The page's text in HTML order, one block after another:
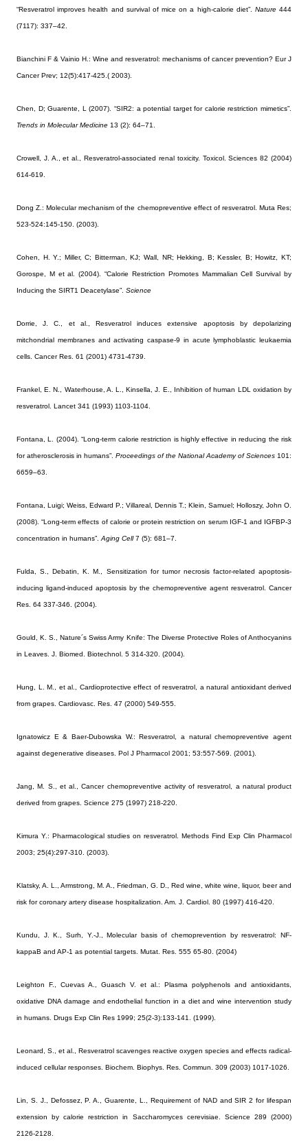
“Resveratrol improves health and survival of mice on a high-calorie diet”. Nature444
(7117): 337–42.
Bianchini F & Vainio H.: Wine and resveratrol: mechanisms of cancer prevention? Eur J
Cancer Prev; 12(5):417-425.( 2003).
Chen, D; Guarente, L (2007). “SIR2: a potential target for calorie restriction mimetics”.
Trends in Molecular Medicine 13 (2): 64–71.
Crowell, J. A., et al., Resveratrol-associated renal toxicity. Toxicol. Sciences 82 (2004)
614-619.
Dong Z.: Molecular mechanism of the chemopreventive effect of resveratrol. Muta Res;
523-524:145-150. (2003).
Cohen, H. Y.; Miller, C; Bitterman, KJ; Wall, NR; Hekking, B; Kessler, B; Howitz, KT;
Gorospe, M et al. (2004). “Calorie Restriction Promotes Mammalian Cell Survival by
Inducing the SIRT1 Deacetylase”. Science
Dorrie, J. C., et al., Resveratrol induces extensive apoptosis by depolarizing
mitchondrial membranes and activating caspase-9 in acute lymphoblastic leukaemia
cells. Cancer Res. 61 (2001) 4731-4739.
Frankel, E. N., Waterhouse, A. L., Kinsella, J. E., Inhibition of human LDL oxidation by
resveratrol. Lancet 341 (1993) 1103-1104.
Fontana, L. (2004). “Long-term calorie restriction is highly effective in reducing the risk
for atherosclerosis in humans”. Proceedings of the National Academy of Sciences 101:
6659–63.
Fontana, Luigi; Weiss, Edward P.; Villareal, Dennis T.; Klein, Samuel; Holloszy, John O.
(2008). “Long-term effects of calorie or protein restriction on serum IGF-1 and IGFBP-3
concentration in humans”.Aging Cell7 (5): 681–7.
Fulda, S., Debatin, K. M., Sensitization for tumor necrosis factor-related apoptosis-
inducing ligand-induced apoptosis by the chemopreventive agent resveratrol. Cancer
Res. 64 337-346. (2004).
Gould, K. S., Nature´s Swiss Army Knife: The Diverse Protective Roles of Anthocyanins
in Leaves. J. Biomed. Biotechnol. 5 314-320. (2004).
Hung, L. M., et al., Cardioprotective effect of resveratrol, a natural antioxidant derived
from grapes. Cardiovasc. Res. 47 (2000) 549-555.
Ignatowicz E & Baer-Dubowska W.: Resveratrol, a natural chemopreventive agent
against degenerative diseases. Pol J Pharmacol 2001; 53:557-569. (2001).
Jang, M. S., et al., Cancer chemopreventive activity of resveratrol, a natural product
derived from grapes. Science 275 (1997) 218-220.
Kimura Y.: Pharmacological studies on resveratrol. Methods Find Exp Clin Pharmacol
2003; 25(4):297-310. (2003).
Klatsky, A. L., Armstrong, M. A., Friedman, G. D., Red wine, white wine, liquor, beer and
risk for coronary artery disease hospitalization. Am. J. Cardiol. 80 (1997) 416-420.
Kundu, J. K., Surh, Y.-J., Molecular basis of chemoprevention by resveratrol: NF-
kappaB and AP-1 as potential targets. Mutat. Res. 555 65-80. (2004)
Leighton F., Cuevas A., Guasch V. et al.: Plasma polyphenols and antioxidants,
oxidative DNA damage and endothelial function in a diet and wine intervention study
in humans. Drugs Exp Clin Res 1999; 25(2-3):133-141. (1999).
Leonard, S., et al., Resveratrol scavenges reactive oxygen species and effects radical-
induced cellular responses. Biochem. Biophys. Res. Commun. 309 (2003) 1017-1026.
Lin, S. J., Defossez, P. A., Guarente, L., Requirement of NAD and SIR 2 for lifespan
extension by calorie restriction in Saccharomyces cerevisiae. Science 289 (2000)
2126-2128.